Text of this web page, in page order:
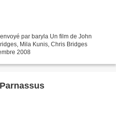
par baryla Un film de John
Mila Kunis, Chris Bridges
2008